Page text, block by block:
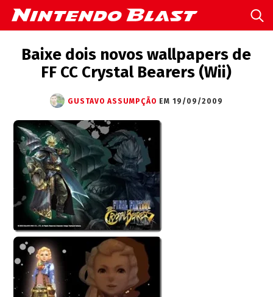
Baixe dois novos wallpapers de
FF CC Crystal Bearers (Wii)
GUSTAVO ASSUMPÇÃO EM 19/09/2009